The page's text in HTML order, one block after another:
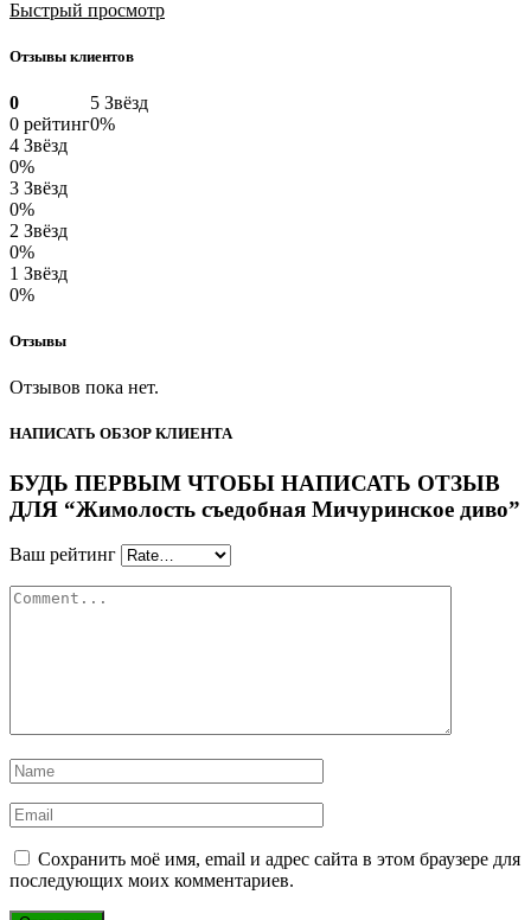
Быстрый просмотр
Отзывы клиентов
0
0 рейтинг
5 Звёзд
0%
4 Звёзд
0%
3 Звёзд
0%
2 Звёзд
0%
1 Звёзд
0%
Отзывы
Отзывов пока нет.
НАПИСАТЬ ОБЗОР КЛИЕНТА
БУДЬ ПЕРВЫМ ЧТОБЫ НАПИСАТЬ ОТЗЫВ
ДЛЯ “Жимолость съедобная Мичуринское диво”
Ваш рейтинг
Сохранить моё имя, email и адрес сайта в этом браузере для
последующих моих комментариев.